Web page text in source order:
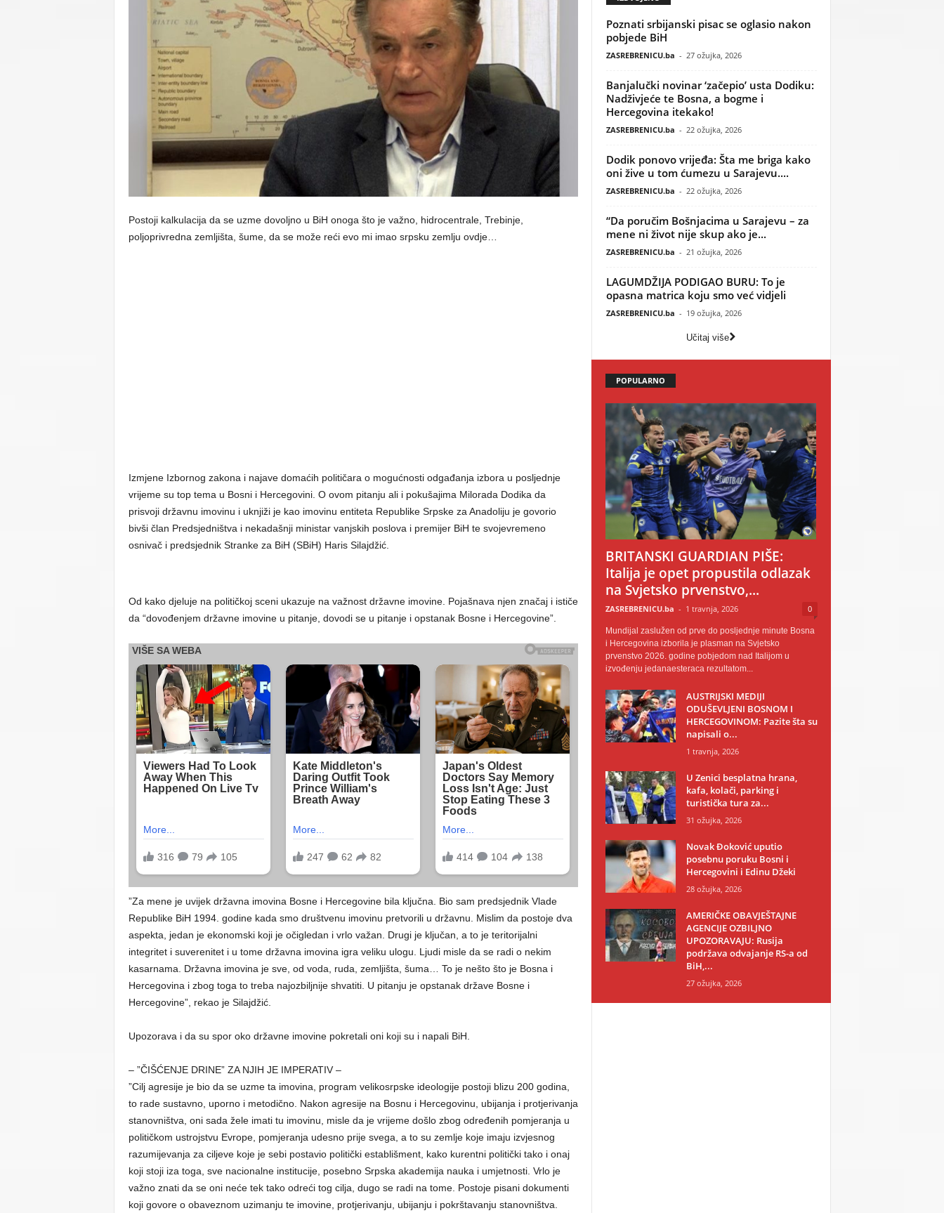
C
U
Postoji kalkulacija da se uzme dovoljno u BiH onoga što je važno, hidrocentrale, Trebinje,
poljoprivredna zemljišta, šume, da se može reći evo mi imao srpsku zemlju ovdje…
Izmjene Izbornog zakona i najave domaćih političara o mogućnosti odgađanja izbora u posljednje
vrijeme su top tema u Bosni i Hercegovini. O ovom pitanju ali i pokušajima Milorada Dodika da
prisvoji državnu imovinu i uknjiži je kao imovinu entiteta Republike Srpske za Anadoliju je govorio
bivši član Predsjedništva i nekadašnji ministar vanjskih poslova i premijer BiH te svojevremeno
osnivač i predsjednik Stranke za BiH (SBiH) Haris Silajdžić.
Od kako djeluje na političkoj sceni ukazuje na važnost državne imovine. Pojašnava njen značaj i ističe
da “dovođenjem državne imovine u pitanje, dovodi se u pitanje i opstanak Bosne i Hercegovine”.
”Za mene je uvijek državna imovina Bosne i Hercegovine bila ključna. Bio sam predsjednik Vlade
Republike BiH 1994. godine kada smo društvenu imovinu pretvorili u državnu. Mislim da postoje dva
aspekta, jedan je ekonomski koji je očigledan i vrlo važan. Drugi je ključan, a to je teritorijalni
integritet i suverenitet i u tome državna imovina igra veliku ulogu. Ljudi misle da se radi o nekim
kasarnama. Državna imovina je sve, od voda, ruda, zemljišta, šuma… To je nešto što je Bosna i
Hercegovina i zbog toga to treba najozbiljnije shvatiti. U pitanju je opstanak države Bosne i
Hercegovine”, rekao je Silajdžić.
Upozorava i da su spor oko državne imovine pokretali oni koji su i napali BiH.
– ”ČIŠĆENJE DRINE” ZA NJIH JE IMPERATIV –
”Cilj agresije je bio da se uzme ta imovina, program velikosrpske ideologije postoji blizu 200 godina,
to rade sustavno, uporno i metodično. Nakon agresije na Bosnu i Hercegovinu, ubijanja i protjerivanja
stanovništva, oni sada žele imati tu imovinu, misle da je vrijeme došlo zbog određenih pomjeranja u
političkom ustrojstvu Evrope, pomjeranja udesno prije svega, a to su zemlje koje imaju izvjesnog
razumijevanja za ciljeve koje je sebi postavio politički establišment, kako kurentni politički tako i onaj
koji stoji iza toga, sve nacionalne institucije, posebno Srpska akademija nauka i umjetnosti. Vrlo je
važno znati da se oni neće tek tako odreći tog cilja, dugo se radi na tome. Postoje pisani dokumenti
koji govore o obaveznom uzimanju te imovine, protjerivanju, ubijanju i pokrštavanju stanovništva.
Poznati srbijanski pisac se oglasio nakon
pobjede BiH
ZASREBRENICU.ba - 27 ožujka, 2026
Banjalučki novinar ‘začepio’ usta Dodiku:
Nadživjeće te Bosna, a bogme i
Hercegovina itekako!
ZASREBRENICU.ba - 22 ožujka, 2026
Dodik ponovo vrijeđa: Šta me briga kako
oni žive u tom ćumezu u Sarajevu....
ZASREBRENICU.ba - 22 ožujka, 2026
“Da poručim Bošnjacima u Sarajevu – za
mene ni život nije skup ako je...
ZASREBRENICU.ba - 21 ožujka, 2026
LAGUMDŽIJA PODIGAO BURU: To je
opasna matrica koju smo već vidjeli
ZASREBRENICU.ba - 19 ožujka, 2026
Učitaj više
POPULARNO
BRITANSKI GUARDIAN PIŠE:
Italija je opet propustila odlazak
na Svjetsko prvenstvo,...
ZASREBRENICU.ba - 1 travnja, 2026 0
Mundijal zaslužen od prve do posljednje minute Bosna
i Hercegovina izborila je plasman na Svjetsko
prvenstvo 2026. godine pobjedom nad Italijom u
izvođenju jedanaesteraca rezultatom...
AUSTRIJSKI MEDIJI
ODUŠEVLJENI BOSNOM I
HERCEGOVINOM: Pazite šta su
napisali o...
1 travnja, 2026
U Zenici besplatna hrana,
kafa, kolači, parking i
turistička tura za...
31 ožujka, 2026
Novak Đoković uputio
posebnu poruku Bosni i
Hercegovini i Edinu Džeki
28 ožujka, 2026
AMERIČKE OBAVJEŠTAJNE
AGENCIJE OZBILJNO
UPOZORAVAJU: Rusija
podržava odvajanje RS-a od
BiH,...
27 ožujka, 2026